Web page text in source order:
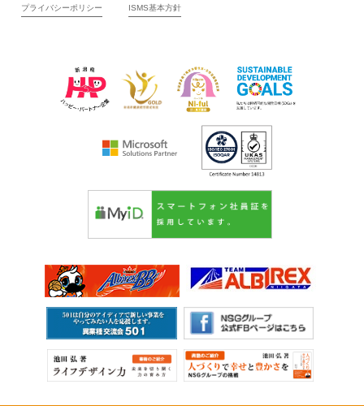
プライバシーポリシー ISMS基本方針